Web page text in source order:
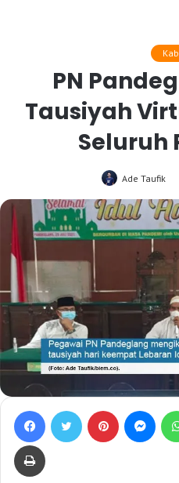
PN
Tausiyah
Seluruh
Ade Taufik